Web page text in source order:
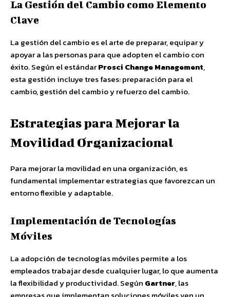
La Gestión del Cambio como Elemento
Clave
La gestión del cambio es el arte de preparar, equipar y
apoyar a las personas para que adopten el cambio con
éxito. Según el estándarProsci Change Management,
esta gestión incluye tres fases: preparación para el
cambio, gestión del cambio y refuerzo del cambio.
Estrategias para Mejorar la
Movilidad Organizacional
Para mejorar la movilidad en una organización, es
fundamental implementar estrategias que favorezcan un
entorno flexible y adaptable.
Implementación de Tecnologías
Móviles
La adopción de tecnologías móviles permite a los
empleados trabajar desde cualquier lugar, lo que aumenta
la flexibilidad y productividad. Según Gartner, las